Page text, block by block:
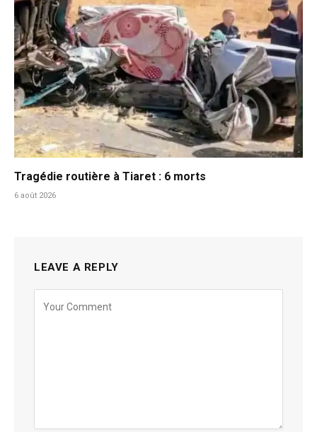
Tragédie routière à Tiaret : 6 morts
6 août 2026
LEAVE A REPLY